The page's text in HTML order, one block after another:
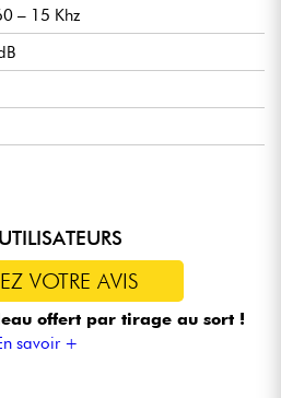
– 15 Khz
VOTRE AVIS
offert par tirage au sort !
savoir +